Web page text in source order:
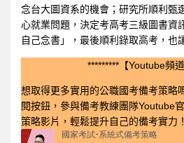
念台大圖資系的機會；研究所順利甄
心就業問題，決定考高考三級圖書資
自己念書」，最後順利錄取高考，也
*********【Youtube頻
想取得更多實用的公職國考備考策略
閱按鈕，參與備考教練團隊Youtube
策略影片，輕鬆提升自己的備考實力！